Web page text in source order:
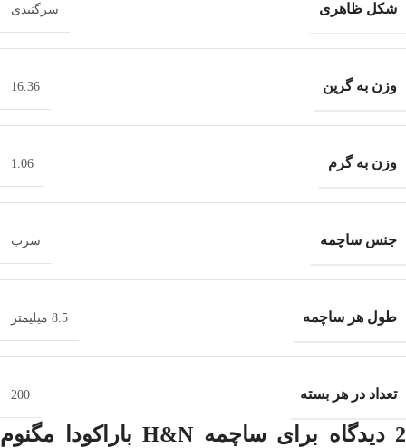
شکل ظاهری سرگنبدی
وزن به گرین 16.36
وزن به گرم 1.06
جنس ساچمه سرب
طول هر ساچمه 8.5 میلیمتر
تعداد در هر بسته 200
2 دیدگاه برای
ساچمه H&N باراکودا مگنوم